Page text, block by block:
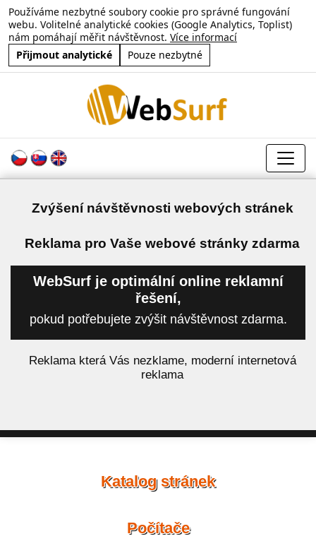
Používáme nezbytné soubory cookie pro správné fungování
webu. Volitelné analytické cookies (Google Analytics, Toplist)
nám pomáhají měřit návštěvnost. Více informací
Přijmout analytické
Pouze nezbytné
Zvýšení návštěvnosti webových stránek
Reklama pro Vaše webové stránky zdarma
WebSurf je optimální online reklamní
řešení,
pokud potřebujete zvýšit návštěvnost zdarma.
Reklama která Vás nezklame, moderní internetová
reklama
Katalog stránek
Počítače